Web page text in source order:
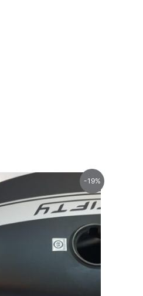
-19%
Oorspronkelijke
was:
€555.00.
Huidige
is:
€450.00.